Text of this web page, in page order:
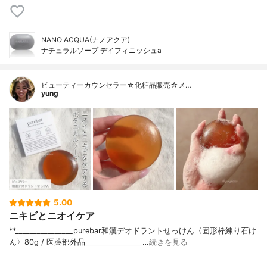
NANO ACQUA(ナノアクア)
ナチュラルソープ デイフィニッシュa
ビューティーカウンセラー☆化粧品販売☆メ…
yung
5.00
ニキビとニオイケア
**________________⁡⁡purebar⁡和漢デオドラントせっけん〈固形枠練り石け
ん〉⁡80g / 医薬部外品⁡________________⁡…続きを見る